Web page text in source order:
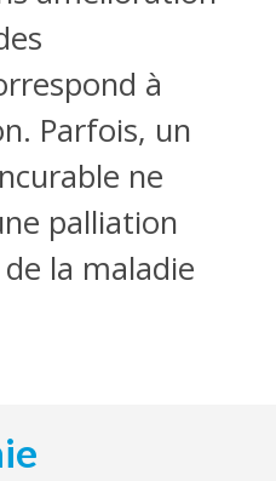
à
Parfois, un
ne
palliation
la maladie